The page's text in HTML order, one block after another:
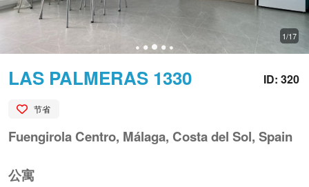
1/17
LAS PALMERAS 1330
节省
ID: 320
Fuengirola Centro, Málaga, Costa del Sol, Spain
公寓